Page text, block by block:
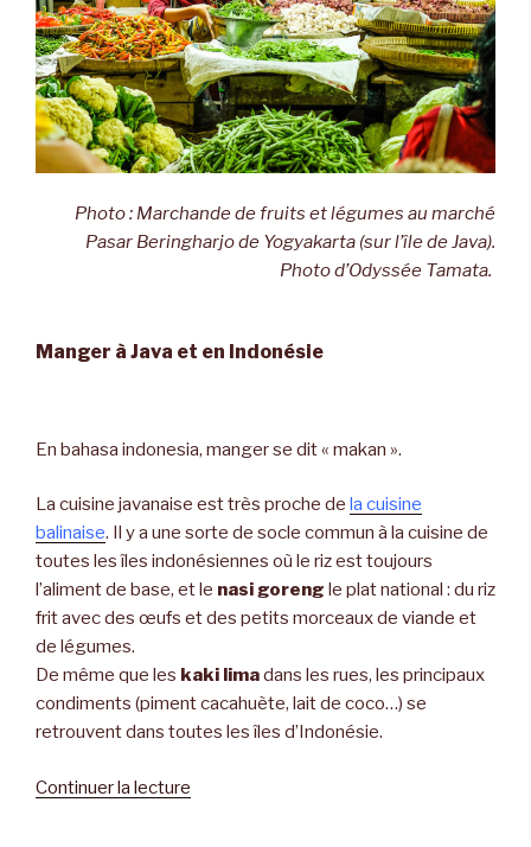
Photo : Marchande de fruits et légumes au marché
Pasar Beringharjo de Yogyakarta (sur l’île de Java).
Photo d’Odyssée Tamata.
Manger à Java et en Indonésie
En bahasa indonesia, manger se dit « makan ».
La cuisine javanaise est très proche de la cuisine
balinaise. Il y a une sorte de socle commun à la cuisine de
toutes les îles indonésiennes où le riz est toujours
l’aliment de base, et le nasi goreng le plat national : du riz
frit avec des œufs et des petits morceaux de viande et
de légumes.
De même que les kaki limadans les rues, les principaux
condiments (piment cacahuète, lait de coco…) se
retrouvent dans toutes les îles d’Indonésie.
Continuer la lecture